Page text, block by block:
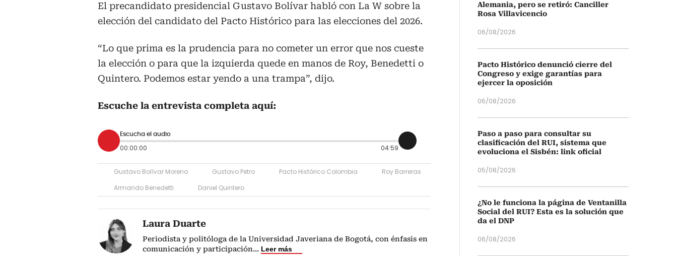
El precandidato presidencial Gustavo Bolívar habló con La W sobre la
elección del candidato del Pacto Histórico para las elecciones del 2026.
“Lo que prima es la prudencia para no cometer un error que nos cueste
la elección o para que la izquierda quede en manos de Roy, Benedetti o
Quintero. Podemos estar yendo a una trampa”, dijo.
Escuche la entrevista completa aquí:
Escucha el audio
00:00:00 04:59
Gustavo Bolívar Moreno Gustavo Petro Pacto Histórico Colombia
Roy Barreras
Armando Benedetti
Daniel Quintero
Laura Duarte
Periodista y politóloga de la Universidad Javeriana de Bogotá, con énfasis en
comunicación y participación... Leer más
Alemania, pero se retiró: Canciller
Rosa Villavicencio
06/08/2026
Pacto Histórico denunció cierre del
Congreso y exige garantías para
ejercer la oposición
06/08/2026
Paso a paso para consultar su
clasificación del RUI, sistema que
evoluciona el Sisbén: link oficial
05/08/2026
¿No le funciona la página de Ventanilla
Social del RUI? Esta es la solución que
da el DNP
06/08/2026